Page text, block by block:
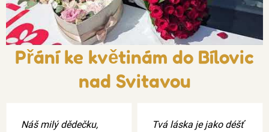
Přání ke květinám do Bílovic
nad Svitavou
Náš milý dědečku,
Tvá láska je jako déšť